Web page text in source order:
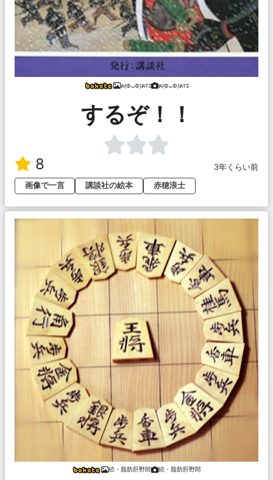
ฅ(ФᴗФ)ฅﾏｺ ฅ(ФᴗФ)ฅﾏｺ
するぞ！！
8
3年くらい前
画像で一言
講談社の絵本 赤穂浪士
続・脂肪肝野郎 続・脂肪肝野郎